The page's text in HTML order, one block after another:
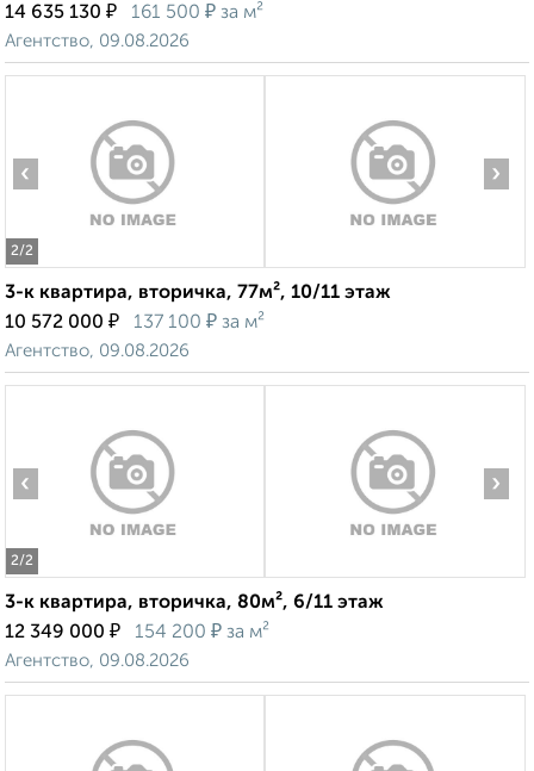
14 635 130 ₽ 161 500 ₽ за м²
Агентство, 09.08.2026
2/2
‹ ›
3-к квартира, вторичка, 77м², 10/11 этаж
10 572 000 ₽ 137 100 ₽ за м²
Агентство, 09.08.2026
2/2
‹ ›
3-к квартира, вторичка, 80м², 6/11 этаж
12 349 000 ₽ 154 200 ₽ за м²
Агентство, 09.08.2026